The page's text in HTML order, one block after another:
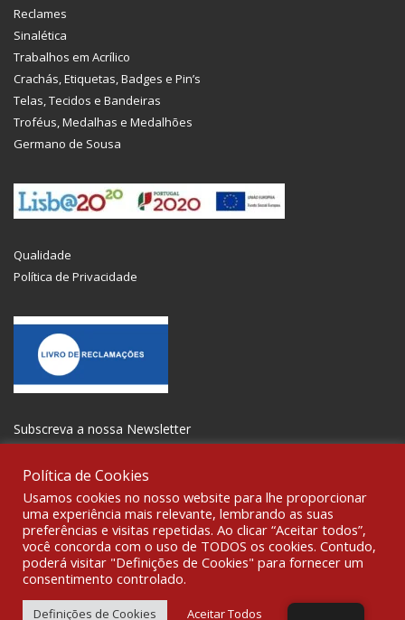
Reclames
Sinalética
Trabalhos em Acrílico
Crachás, Etiquetas, Badges e Pin’s
Telas, Tecidos e Bandeiras
Troféus, Medalhas e Medalhões
Germano de Sousa
Qualidade
Política de Privacidade
Subscreva a nossa Newsletter
SOCIALIZE
© 2021 All rights reserved Gravoplot-Gravação,Impressão e
Sinalética Lda. WebDesign:
Fibra Design.
Política de Cookies
Usamos cookies no nosso website para lhe proporcionar
uma experiência mais relevante, lembrando as suas
preferências e visitas repetidas. Ao clicar “Aceitar todos”,
você concorda com o uso de TODOS os cookies. Contudo,
poderá visitar "Definições de Cookies" para fornecer um
consentimento controlado.
Definições de Cookies Aceitar Todos